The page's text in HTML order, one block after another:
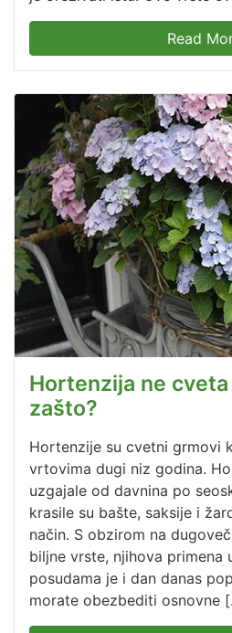
Read
Hortenzija ne
zašto?
Hortenzije su cvetni grmovi
vrtovima dugi niz godina.
uzgajale od davnina po
krasile su bašte, saksije i
način. S obzirom na
biljne vrste, njihova primena
posudama je i dan danas
morate obezbediti osnovne